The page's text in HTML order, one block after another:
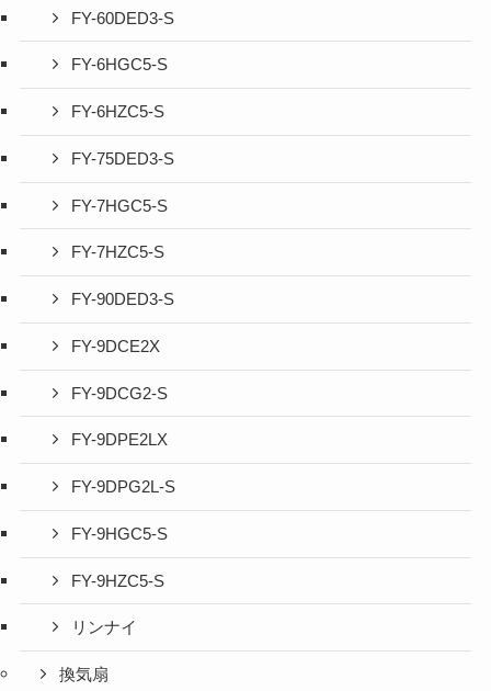
FY-60DED3-S
FY-6HGC5-S
FY-6HZC5-S
FY-75DED3-S
FY-7HGC5-S
FY-7HZC5-S
FY-90DED3-S
FY-9DCE2X
FY-9DCG2-S
FY-9DPE2LX
FY-9DPG2L-S
FY-9HGC5-S
FY-9HZC5-S
リンナイ
換気扇